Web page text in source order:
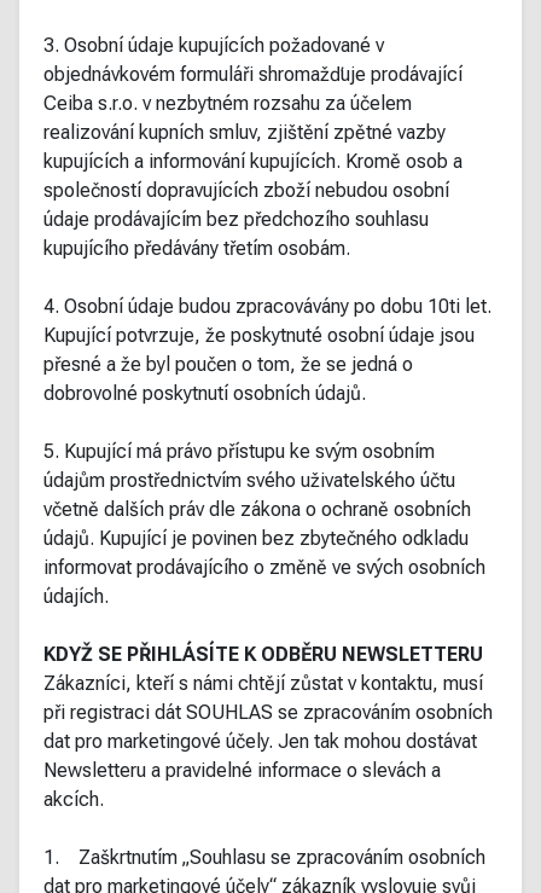
3. Osobní údaje kupujících požadované v
objednávkovém formuláři shromažďuje prodávající
Ceiba s.r.o. v nezbytném rozsahu za účelem
realizování kupních smluv, zjištění zpětné vazby
kupujících a informování kupujících. Kromě osob a
společností dopravujících zboží nebudou osobní
údaje prodávajícím bez předchozího souhlasu
kupujícího předávány třetím osobám.
4. Osobní údaje budou zpracovávány po dobu 10ti let.
Kupující potvrzuje, že poskytnuté osobní údaje jsou
přesné a že byl poučen o tom, že se jedná o
dobrovolné poskytnutí osobních údajů.
5. Kupující má právo přístupu ke svým osobním
údajům prostřednictvím svého uživatelského účtu
včetně dalších práv dle zákona o ochraně osobních
údajů. Kupující je povinen bez zbytečného odkladu
informovat prodávajícího o změně ve svých osobních
údajích.
KDYŽ SE PŘIHLÁSÍTE K ODBĚRU NEWSLETTERU
Zákazníci, kteří s námi chtějí zůstat v kontaktu, musí
při registraci dát SOUHLAS se zpracováním osobních
dat pro marketingové účely. Jen tak mohou dostávat
Newsletteru a pravidelné informace o slevách a
akcích.
1. Zaškrtnutím „Souhlasu se zpracováním osobních
dat pro marketingové účely“ zákazník vyslovuje svůj